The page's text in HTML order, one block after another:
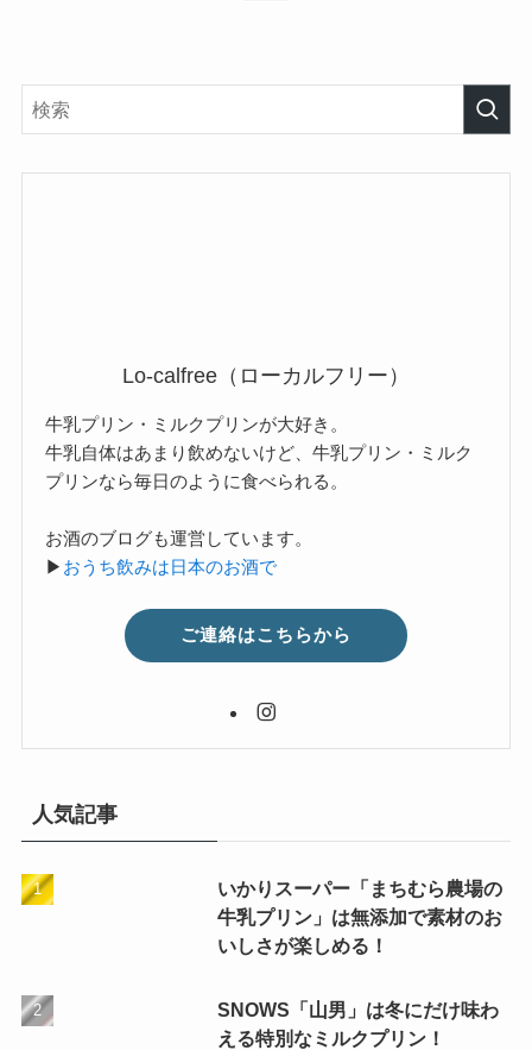
Lo-calfree（ローカルフリー）
牛乳プリン・ミルクプリンが大好き。
牛乳自体はあまり飲めないけど、牛乳プリン・ミルク
プリンなら毎日のように食べられる。
お酒のブログも運営しています。
▶ おうち飲みは日本のお酒で
ご連絡はこちらから
人気記事
いかりスーパー「まちむら農場の
牛乳プリン」は無添加で素材のお
いしさが楽しめる！
SNOWS「山男」は冬にだけ味わ
える特別なミルクプリン！